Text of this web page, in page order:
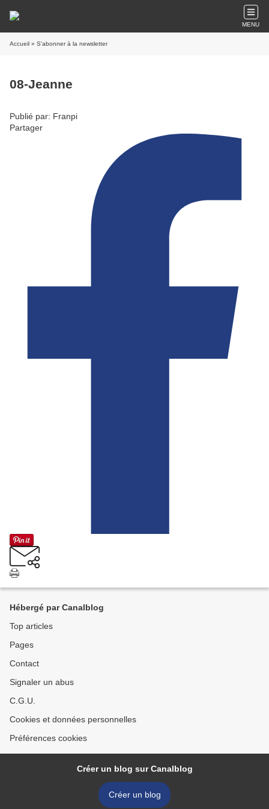
MENU
Accueil » S'abonner à la newsletter
08-Jeanne
Publié par: Franpi
Partager
Hébergé par Canalblog
Top articles
Pages
Contact
Signaler un abus
C.G.U.
Cookies et données personnelles
Préférences cookies
Créer un blog sur Canalblog
Créer un blog